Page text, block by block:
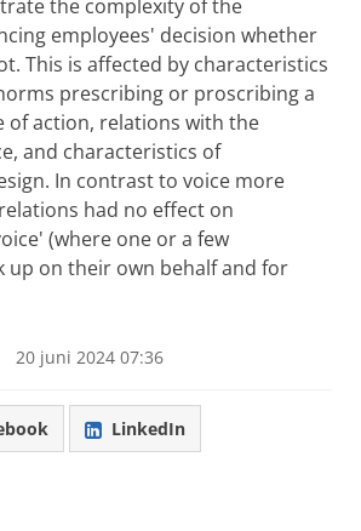
the complexity of the
employees' decision whether
This is affected by characteristics
prescribing or proscribing a
of action, relations with the
and characteristics of
In contrast to voice more
had no effect on
(where one or a few
up on their own behalf and for
20 juni 2024 07:36
LinkedIn